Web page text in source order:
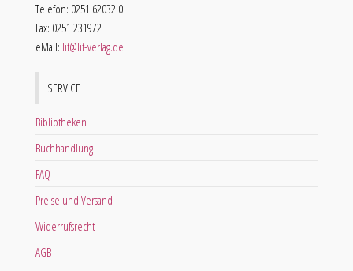
Telefon: 0251 62032 0
Fax: 0251 231972
eMail: lit@lit-verlag.de
SERVICE
Bibliotheken
Buchhandlung
FAQ
Preise und Versand
Widerrufsrecht
AGB